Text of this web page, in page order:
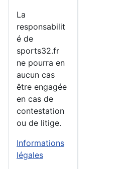
La
responsabilit
é de
sports32.fr
ne pourra en
aucun cas
être engagée
en cas de
contestation
ou de litige.
Informations
légales